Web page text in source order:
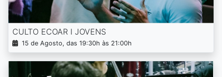
CULTO ECOAR I JOVENS
15 de Agosto, das 19:30h às 21:00h